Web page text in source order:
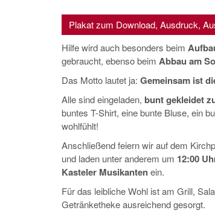
Plakat zum Download, Ausdruck,
Hilfe wird auch besonders beim
gebraucht, ebenso beim Abbau am
Das Motto lautet ja: Gemeinsam ist
Alle sind eingeladen, bunt gekleidet
buntes T-Shirt, eine bunte Bluse, ein
wohlfühlt!
Anschließend feiern wir auf dem
und laden unter anderem um 12:00
Kasteler Musikantenein.
Für das leibliche Wohl ist am Grill,
Getränketheke ausreichend gesorgt.